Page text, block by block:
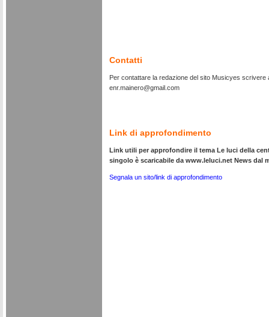
Contatti
Per contattare la redazione del sito Musicyes scrivere
enr.mainero@gmail.com
Link di approfondimento
Link utili per approfondire il tema Le luci della
singolo è scaricabile da www.leluci.net News dal
Segnala un sito/link di approfondimento